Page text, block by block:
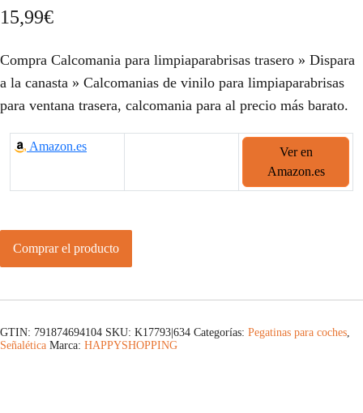
15,99€
Compra Calcomania para limpiaparabrisas trasero » Dispara
a la canasta » Calcomanias de vinilo para limpiaparabrisas
para ventana trasera, calcomania para al precio más barato.
Amazon.es
Ver en
Amazon.es
Comprar el producto
GTIN: 791874694104 SKU: K17793|634 Categorías: Pegatinas para coches,
Señalética Marca: HAPPYSHOPPING